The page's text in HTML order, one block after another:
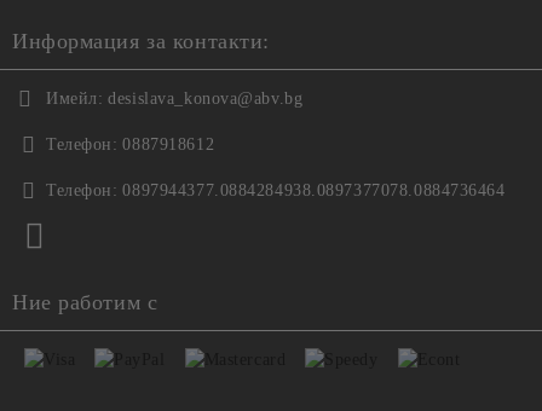
Информация за контакти:
Имейл: desislava_konova@abv.bg
Телефон: 0887918612
Телефон: 0897944377.0884284938.0897377078.0884736464
Ние работим с